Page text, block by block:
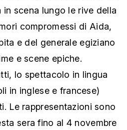
in scena lungo le rive della
compromessi di Aida,
e del generale egiziano
e scene epiche.
lo spettacolo in lingua
in inglese e francese)
Le rappresentazioni sono
sera fino al 4 novembre